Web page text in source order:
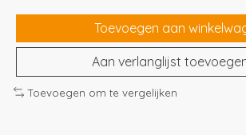
Toevoegen aan
Aan verlanglijst
Toevoegen om te vergelijken